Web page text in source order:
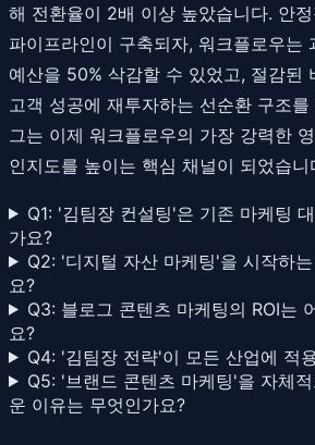
해 전환율이 2배 이상 높았습니다. 안
파이프라인이 구축되자, 워크플로우는
예산을 50% 삭감할 수 있었고, 절감된
고객 성공에 재투자하는 선순환 구조
그는 이제 워크플로우의 가장 강력한
인지도를 높이는 핵심 채널이 되었습니
Q1: '김팀장 컨설팅'은 기존 마케팅
가요?
Q2: '디지털 자산 마케팅'을 시작하
요?
Q3: 블로그 콘텐츠 마케팅의 ROI는
요?
Q4: '김팀장 전략'이 모든 산업에 적
Q5: '브랜드 콘텐츠 마케팅'을 자체
운 이유는 무엇인가요?